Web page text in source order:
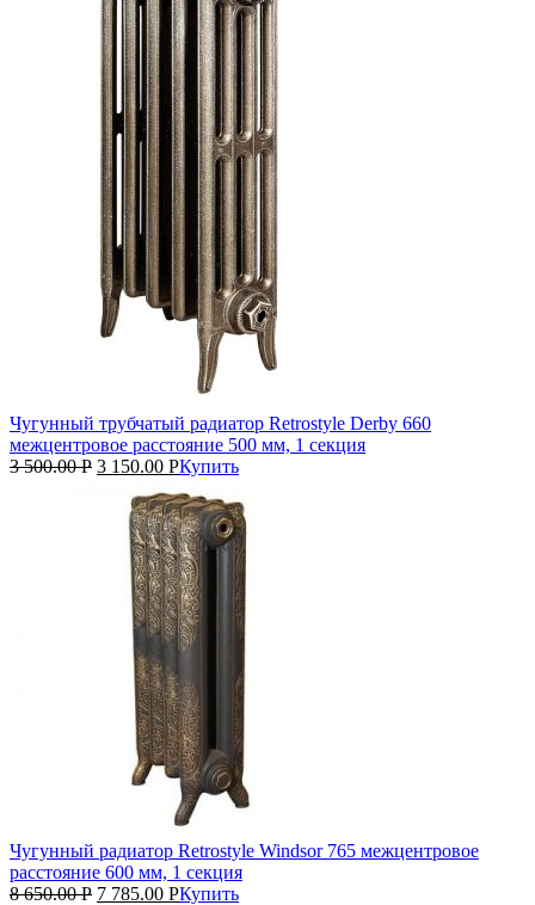
Чугунный трубчатый радиатор Retrostyle Derby 660
межцентровое расстояние 500 мм, 1 секция
3 500.00Р 3 150.00 РКупить
Чугунный радиатор Retrostyle Windsor 765 межцентровое
расстояние 600 мм, 1 секция
8 650.00Р 7 785.00 РКупить